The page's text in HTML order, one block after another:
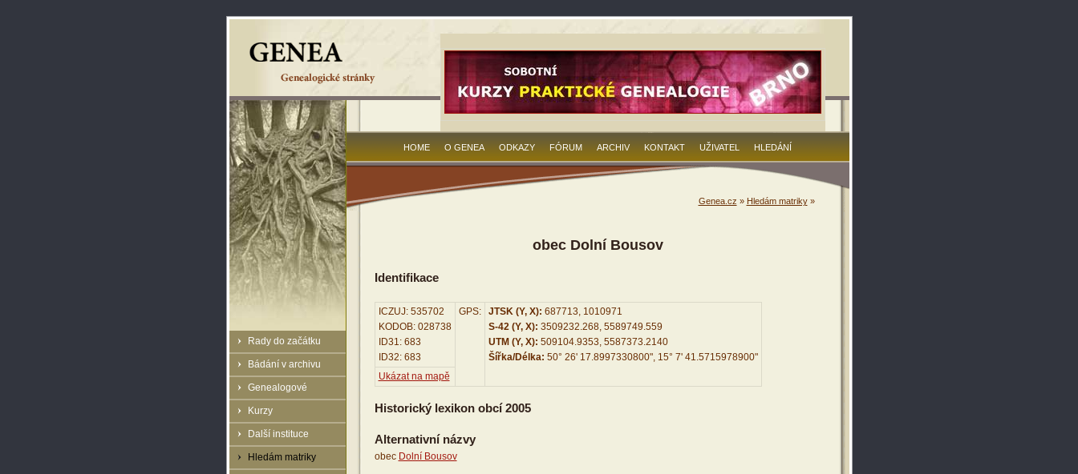
Rady do začátku
Bádání v archivu
Genealogové
Kurzy
Další instituce
Hledám matriky
HOME O GENEA ODKAZY FÓRUM ARCHIV KONTAKT UŽIVATEL HLEDÁNÍ
Genea.cz » Hledám matriky»
obec Dolní Bousov
Identifikace
ICZUJ: 535702
KODOB: 028738
ID31: 683
ID32: 683
GPS: JTSK (Y, X): 687713, 1010971
S-42 (Y, X): 3509232.268, 5589749.559
UTM (Y, X): 509104.9353, 5587373.2140
Šířka/Délka: 50° 26' 17.8997330800", 15° 7' 41.5715978900"
Ukázat na mapě
Historický lexikon obcí 2005
Alternativní názvy
obec Dolní Bousov